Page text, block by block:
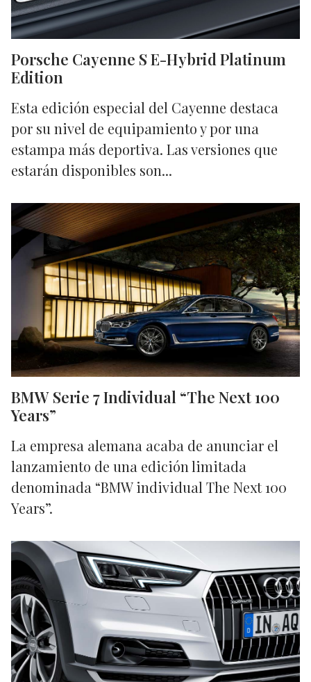
Porsche Cayenne S E-Hybrid Platinum
Edition
Esta edición especial del Cayenne destaca
por su nivel de equipamiento y por una
estampa más deportiva. Las versiones que
estarán disponibles son...
BMW Serie 7 Individual “The Next 100
Years”
La empresa alemana acaba de anunciar el
lanzamiento de una edición limitada
denominada “BMW individual The Next 100
Years”.